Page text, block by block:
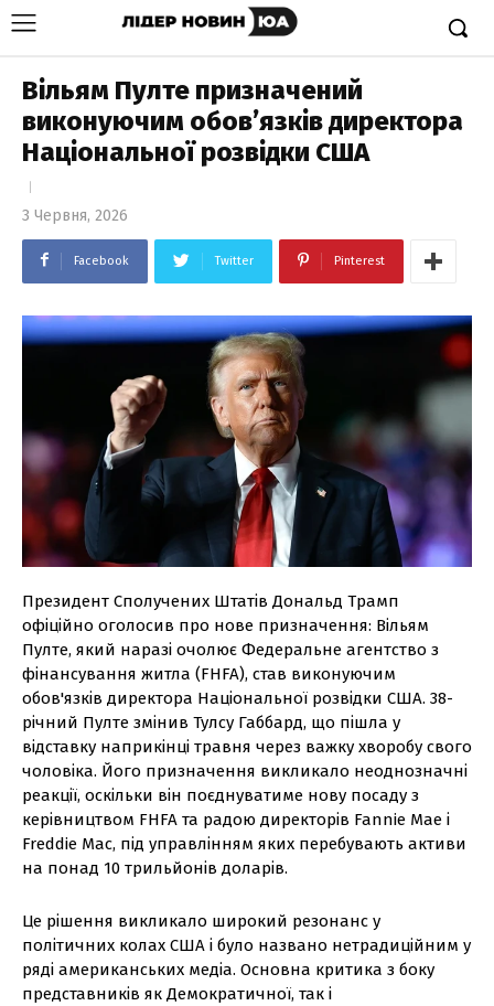
Вільям Пулте призначений
виконуючим обов’язків директора
Національної розвідки США
3 Червня, 2026
Facebook Twitter Pinterest
Президент Сполучених Штатів Дональд Трамп
офіційно оголосив про нове призначення: Вільям
Пулте, який наразі очолює Федеральне агентство з
фінансування житла (FHFA), став виконуючим
обов'язків директора Національної розвідки США. 38-
річний Пулте змінив Тулсу Габбард, що пішла у
відставку наприкінці травня через важку хворобу свого
чоловіка. Його призначення викликало неоднозначні
реакції, оскільки він поєднуватиме нову посаду з
керівництвом FHFA та радою директорів Fannie Mae і
Freddie Mac, під управлінням яких перебувають активи
на понад 10 трильйонів доларів.
Це рішення викликало широкий резонанс у
політичних колах США і було названо нетрадиційним у
ряді американських медіа. Основна критика з боку
представників як Демократичної, так і